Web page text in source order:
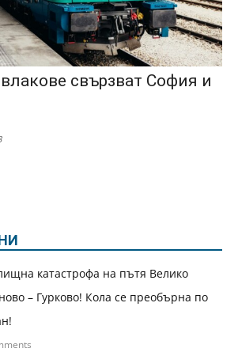
свързват София и
катастрофа на пътя Велико
– Гурково! Кола се преобърна по